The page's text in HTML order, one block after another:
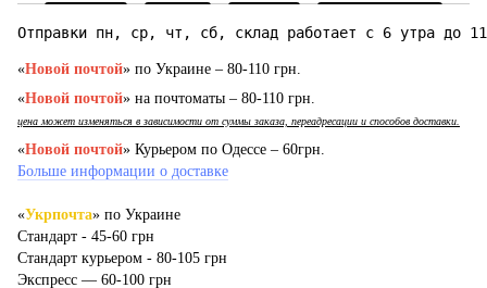
Отправки пн, ср, чт, сб, склад работает с 6 утра до
«Новой почтой» по Украине – 80-110 грн.
«Новой почтой» на почтоматы – 80-110 грн.
цена может изменяться в зависимости от суммы заказа, переадресации и способов доставки.
«Новой почтой» Курьером по Одессе – 60грн.
Больше информации о доставке
«Укрпочта» по Украине
Стандарт - 45-60 грн
Стандарт курьером - 80-105 грн
Экспресс — 60-100 грн